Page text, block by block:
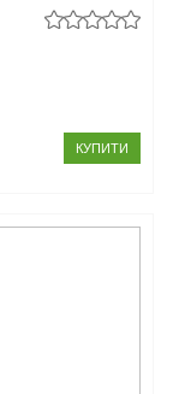
КУПИТИ